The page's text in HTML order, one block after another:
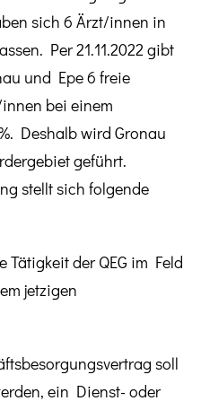
sich 6 Ärzt/innen in
Per 21.11.2022 gibt
und Epe 6 freie
bei einem
Deshalb wird Gronau
geführt.
stellt sich folgende
Tätigkeit der QEG im Feld
jetzigen
soll
ein Dienst- oder